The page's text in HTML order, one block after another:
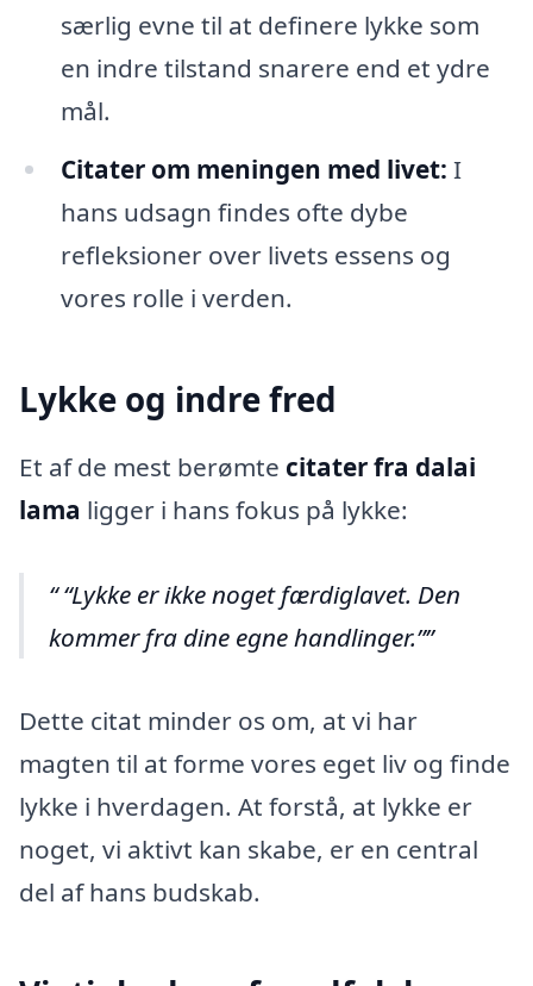
særlig evne til at definere lykke som
en indre tilstand snarere end et ydre
mål.
Citater om meningen med livet: I
hans udsagn findes ofte dybe
refleksioner over livets essens og
vores rolle i verden.
Lykke og indre fred
Et af de mest berømte citater fra dalai
lama ligger i hans fokus på lykke:
“Lykke er ikke noget færdiglavet. Den
kommer fra dine egne handlinger.”
Dette citat minder os om, at vi har
magten til at forme vores eget liv og finde
lykke i hverdagen. At forstå, at lykke er
noget, vi aktivt kan skabe, er en central
del af hans budskab.